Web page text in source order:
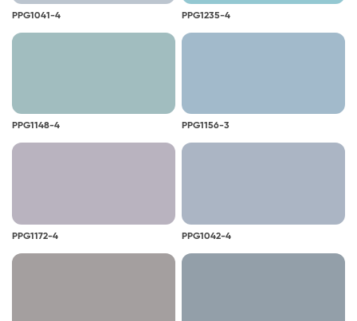
PPG1041-4 PPG1235-4
PPG1148-4 PPG1156-3
PPG1172-4 PPG1042-4